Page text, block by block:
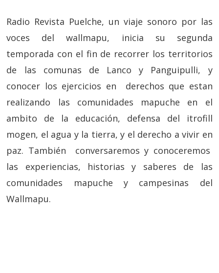
Radio Revista Puelche, un viaje sonoro por las
voces del wallmapu, inicia su segunda
temporada con el fin de recorrer los territorios
de las comunas de Lanco y Panguipulli, y
conocer los ejercicios en derechos que estan
realizando las comunidades mapuche en el
ambito de la educación, defensa del itrofill
mogen, el agua y la tierra, y el derecho a vivir en
paz. También conversaremos y conoceremos
las experiencias, historias y saberes de las
comunidades mapuche y campesinas del
Wallmapu.